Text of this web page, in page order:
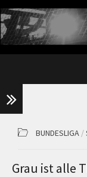
BUNDESLIGA /
Grau ist alle